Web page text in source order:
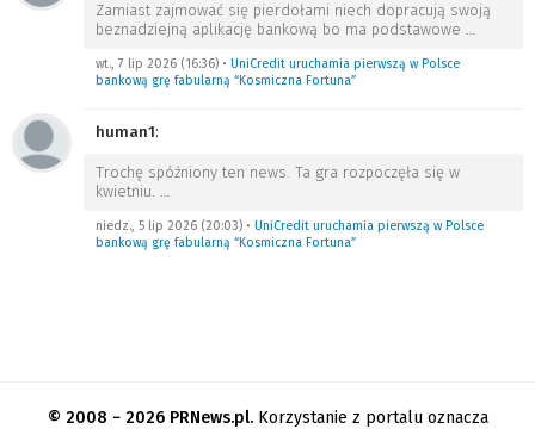
Zamiast zajmować się pierdołami niech dopracują swoją
beznadziejną aplikację bankową bo ma podstawowe …
wt., 7 lip 2026 (16:36) • UniCredit uruchamia pierwszą w Polsce
bankową grę fabularną “Kosmiczna Fortuna”
human1:
Trochę spóźniony ten news. Ta gra rozpoczęła się w
kwietniu. …
niedz., 5 lip 2026 (20:03) • UniCredit uruchamia pierwszą w Polsce
bankową grę fabularną “Kosmiczna Fortuna”
© 2008 − 2026 PRNews.pl.Korzystanie z portalu oznacza